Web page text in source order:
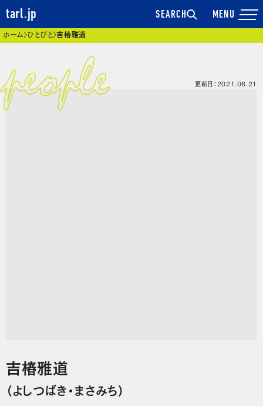
tarl.jp SEARCH
現在位置
ホーム ひとびと 吉椿雅道
吉椿雅道
（よしつばき・まさみち）
更新日：2021.06.21